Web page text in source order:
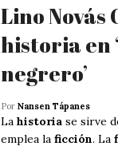
Lino Novás
historia en
negrero’
Por Nansen Tápanes
La historia se sirve
emplea la ficción. La